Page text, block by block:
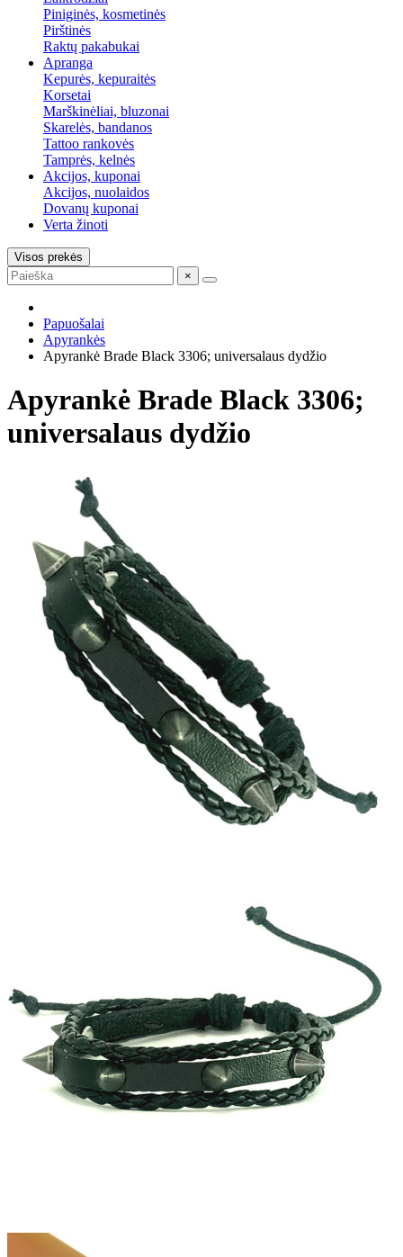
Piniginės, kosmetinės
Pirštinės
Raktų pakabukai
Apranga
Kepurės, kepuraitės
Korsetai
Marškinėliai, bluzonai
Skarelės, bandanos
Tattoo rankovės
Tamprės, kelnės
Akcijos, kuponai
Akcijos, nuolaidos
Dovanų kuponai
Verta žinoti
Visos prekės
×
Papuošalai
Apyrankės
Apyrankė Brade Black 3306; universalaus dydžio
Apyrankė Brade Black 3306;
universalaus dydžio